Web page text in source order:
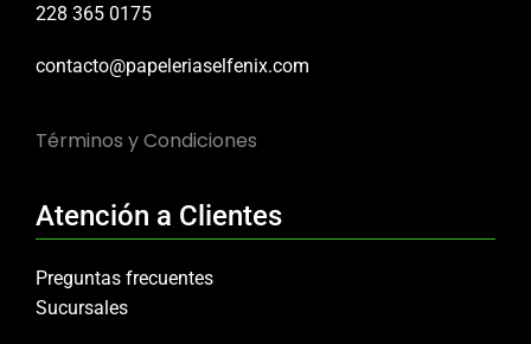
228 365 0175
contacto@papeleriaselfenix.com
Términos y Condiciones
Atención a Clientes
Preguntas frecuentes
Sucursales